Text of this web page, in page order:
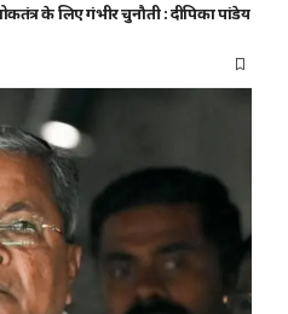
के लिए गंभीर चुनौती : दीपिका पांडेय